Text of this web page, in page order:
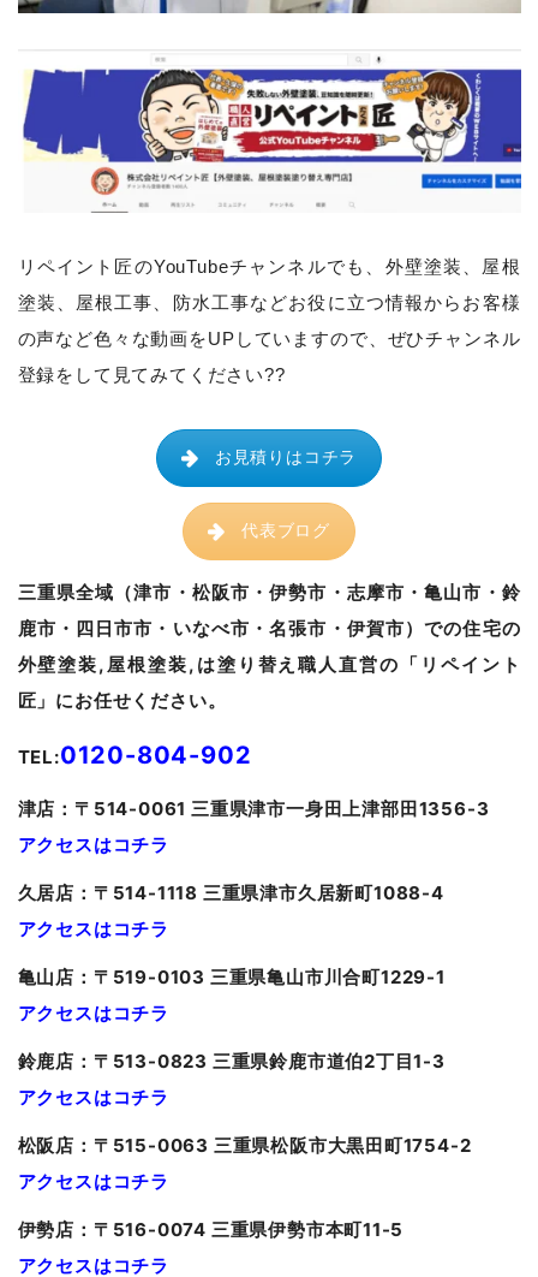
リペイント匠のYouTubeチャンネルでも、 外壁塗装、屋根
塗装、屋根工事、防水工事などお役に立つ情報からお客様
の声など色々な動画をUPしていますので、ぜひチャンネル
登録をして見てみてください??
お見積りはコチラ
代表ブログ
三重県全域（津市・松阪市・伊勢市・志摩市・亀山市・鈴
鹿市・四日市市・いなべ市・名張市・伊賀市）での住宅の
外壁塗装,屋根塗装,は塗り替え職人直営の「リペイント
匠」にお任せください。
TEL:0120-804-902
津店：〒514-0061 三重県津市一身田上津部田1356-3
アクセスはコチラ
久居店：〒514-1118 三重県津市久居新町1088-4
アクセスはコチラ
亀山店：〒519-0103 三重県亀山市川合町1229-1
アクセスはコチラ
鈴鹿店：〒513-0823 三重県鈴鹿市道伯2丁目1-3
アクセスはコチラ
松阪店：〒515-0063 三重県松阪市大黒田町1754-2
アクセスはコチラ
伊勢店：〒516-0074 三重県伊勢市本町11-5
アクセスはコチラ